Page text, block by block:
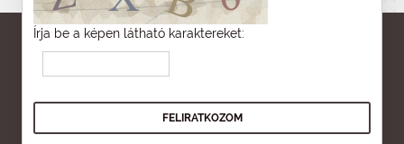
Írja be a képen látható karaktereket: